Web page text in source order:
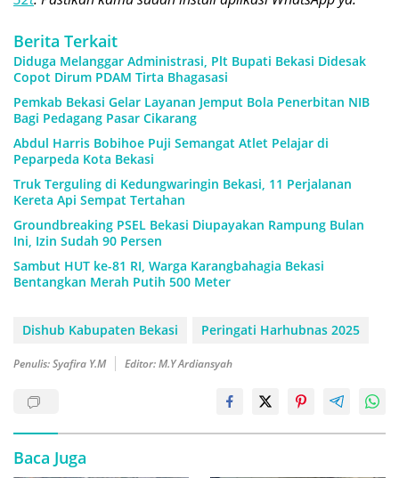
Berita Terkait
Diduga Melanggar Administrasi, Plt Bupati Bekasi Didesak
Copot Dirum PDAM Tirta Bhagasasi
Pemkab Bekasi Gelar Layanan Jemput Bola Penerbitan NIB
Bagi Pedagang Pasar Cikarang
Abdul Harris Bobihoe Puji Semangat Atlet Pelajar di
Peparpeda Kota Bekasi
Truk Terguling di Kedungwaringin Bekasi, 11 Perjalanan
Kereta Api Sempat Tertahan
Groundbreaking PSEL Bekasi Diupayakan Rampung Bulan
Ini, Izin Sudah 90 Persen
Sambut HUT ke-81 RI, Warga Karangbahagia Bekasi
Bentangkan Merah Putih 500 Meter
Dishub Kabupaten Bekasi Peringati Harhubnas 2025
Penulis: Syafira Y.M Editor: M.Y Ardiansyah
Baca Juga